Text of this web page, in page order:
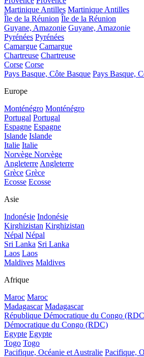
Martinique Antilles Martinique Antilles
Île de la Réunion Île de la Réunion
Guyane, Amazonie Guyane, Amazonie
Pyrénées Pyrénées
Camargue Camargue
Chartreuse Chartreuse
Corse Corse
Pays Basque, Côte Basque Pays Basque,
Europe
Monténégro Monténégro
Portugal Portugal
Espagne Espagne
Islande Islande
Italie Italie
Norvège Norvège
Angleterre Angleterre
Grèce Grèce
Ecosse Ecosse
Asie
Indonésie Indonésie
Kirghizistan Kirghizistan
Népal Népal
Sri Lanka Sri Lanka
Laos Laos
Maldives Maldives
Afrique
Maroc Maroc
Madagascar Madagascar
République Démocratique du Congo
Démocratique du Congo (RDC)
Egypte Egypte
Togo Togo
Pacifique, Océanie et Australie Pacifique,